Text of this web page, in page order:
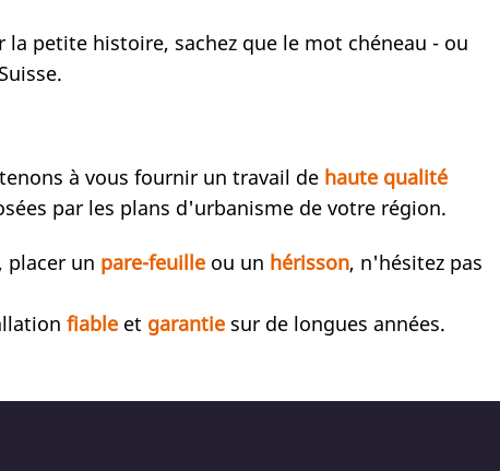
petite histoire, sachez que le mot chéneau - ou
à vous fournir un travail de haute qualité
par les plans d'urbanisme de votre région.
placer un pare-feuille ou un hérisson, n'hésitez pas
fiable et garantie sur de longues années.